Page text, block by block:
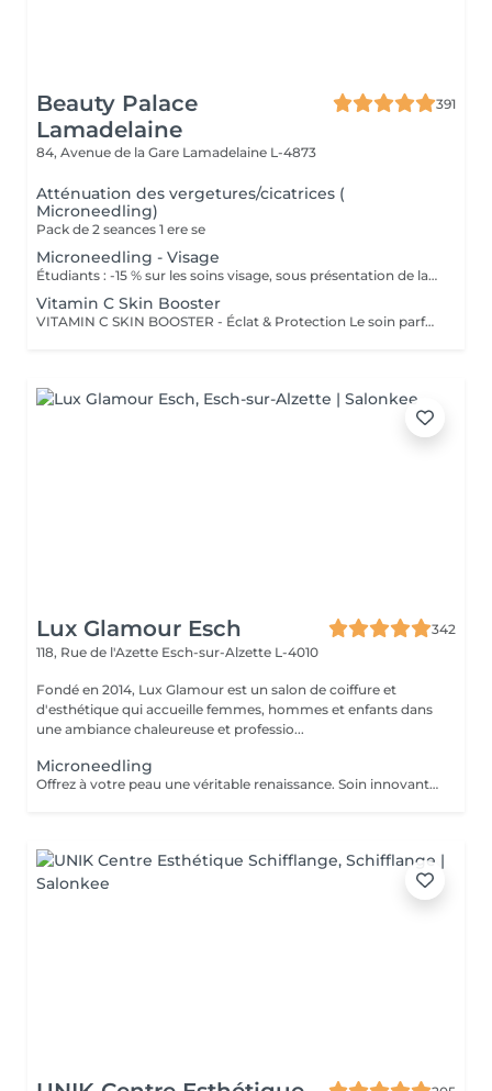
Beauty Palace
Lamadelaine
391
84, Avenue de la Gare Lamadelaine L-4873
Atténuation des vergetures/cicatrices (
Microneedling)
Pack de 2 seances 1 ere se
Microneedling - Visage
Étudiants : -15 % sur les soins visage, sous présentation de la carte d'étudiants VALABLE. Il permet de stimuler la regeneration cellulaire, relancer la production de collagene et d'elastine. Augmentation d'absorbsion du serum specifique choisit pour le traitement , hydratation profonde, lifting etc
Vitamin C Skin Booster
VITAMIN C SKIN BOOSTER - Éclat & Protection Le soin parfait pour une peau lumineuse, uniforme et revitalisée ! La Vitamine C stabilisée est l'un des actifs les plus puissants pour protéger la peau du stress oxydatif et du vieillissement prématuré. Ce soin unique stimule la production naturelle de collagène, offrant un effet repulpant et un teint éclatant de jeunesse. Comment ça fonctionne ? Après un nettoyage en profondeur, nous appliquons un sérum concentré de Vitamine C pure qui pénètre efficacement grâce à sa formulation avancée. Ce puissant antioxydant neutralise les radicaux libres, illumine la peau et prévient l'apparition des rides et taches pigmentaires. Idéal pour : Les peaux ternes, fatiguées ou stressées Un teint irrégulier ou des signes de fatigue Prévenir le vieillissement cutané et les premiers signes de l'âge Résultats : Une peau plus lumineuse et un teint homogène dès la première séance Une sensation de fraîcheur et de vitalité instantanée Une peau protégée et renforcée contre les agressions extérieures Recommandation : À faire en cure de 4 séances pour un effet prolongé ou en soin coup d'éclat avant un événement spécial.
Lux Glamour Esch
342
118, Rue de l'Azette Esch-sur-Alzette L-4010
Fondé en 2014, Lux Glamour est un salon de coiffure et
d'esthétique qui accueille femmes, hommes et enfants dans
une ambiance chaleureuse et professio...
Microneedling
Offrez à votre peau une véritable renaissance. Soin innovant utilisant de fines micro-aiguilles pour stimuler le collagène et le renouvellement de la peau. Il améliore la texture, ravive l'éclat du teint et aide à corriger les imperfections pour une peau visiblement plus belle et revitalisée.